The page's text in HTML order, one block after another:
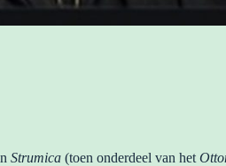
Strumica (toen onderdeel van het